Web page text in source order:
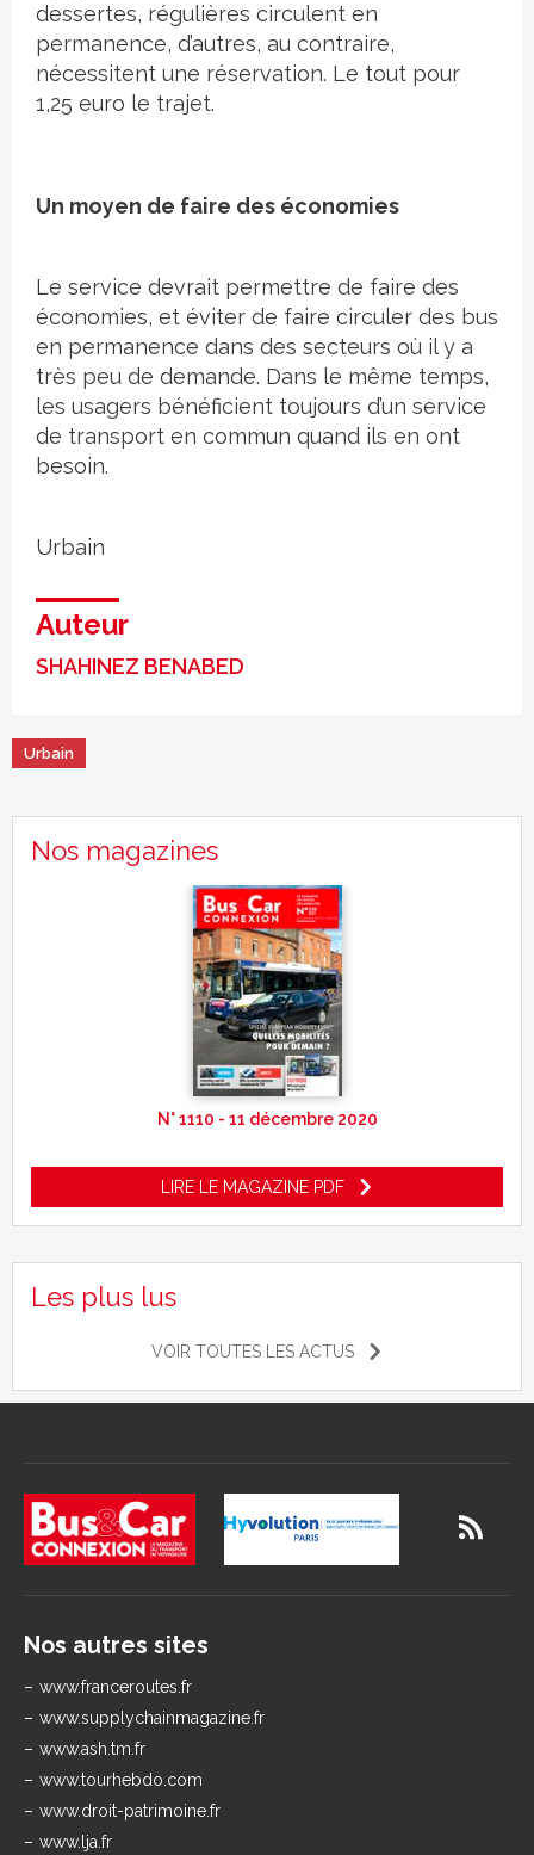
dessertes, régulières circulent en
permanence, d’autres, au contraire,
nécessitent une réservation. Le tout pour
1,25 euro le trajet.
Un moyen de faire des économies
Le service devrait permettre de faire des
économies, et éviter de faire circuler des bus
en permanence dans des secteurs où il y a
très peu de demande. Dans le même temps,
les usagers bénéficient toujours d’un service
de transport en commun quand ils en ont
besoin.
Urbain
Auteur
SHAHINEZ BENABED
Urbain
Nos magazines
N° 1110 - 11 décembre 2020
LIRE LE MAGAZINE PDF
Les plus lus
VOIR TOUTES LES ACTUS
Nos autres sites
www.franceroutes.fr
www.supplychainmagazine.fr
www.ash.tm.fr
www.tourhebdo.com
www.droit-patrimoine.fr
www.lja.fr